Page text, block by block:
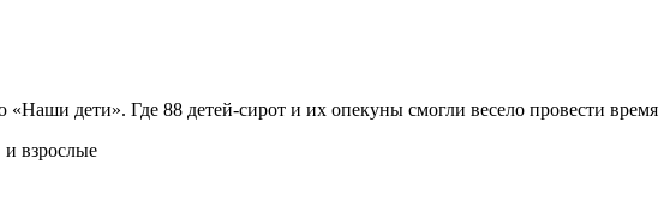
дети». Где 88 детей-сирот и их опекуны смогли весело провести время
взрослые